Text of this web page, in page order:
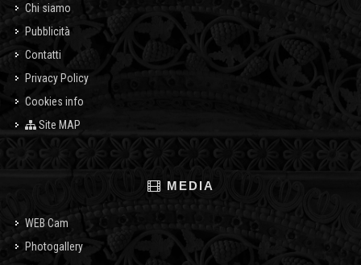
Chi siamo
Pubblicità
Contatti
Privacy Policy
Cookies info
Site MAP
MEDIA
WEB Cam
Photogallery